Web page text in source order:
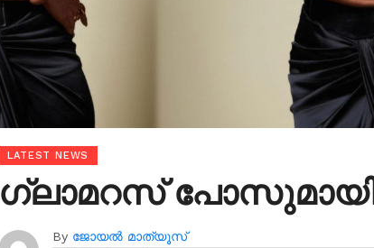
LATEST NEWS
ഗ്ലാമറസ് പോസുമായി
By ജോയൽ മാത്യൂസ്